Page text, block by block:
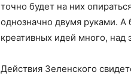
точно будет на них
однозначно двумя руками.
креативных идей много,
Действия Зеленского